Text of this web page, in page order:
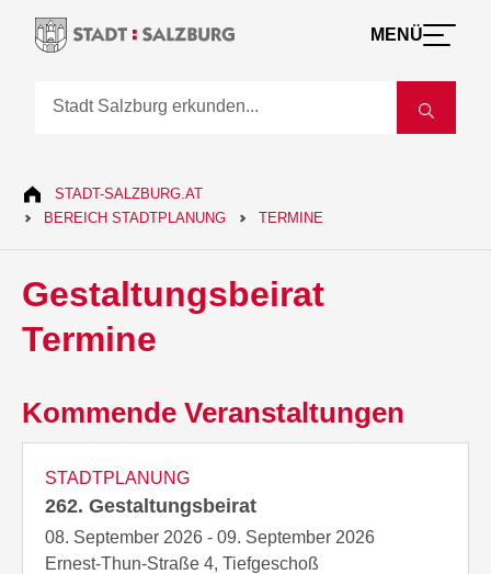
MENÜ
STADT-SALZBURG.AT
BEREICH STADTPLANUNG
TERMINE
Gestaltungsbeirat
Termine
Kommende Veranstaltungen
STADTPLANUNG
262. Gestaltungsbeirat
08. September 2026 - 09. September 2026
Ernest-Thun-Straße 4, Tiefgeschoß